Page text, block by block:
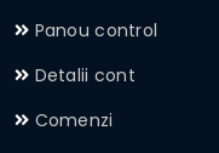
Panou control
Detalii cont
Comenzi